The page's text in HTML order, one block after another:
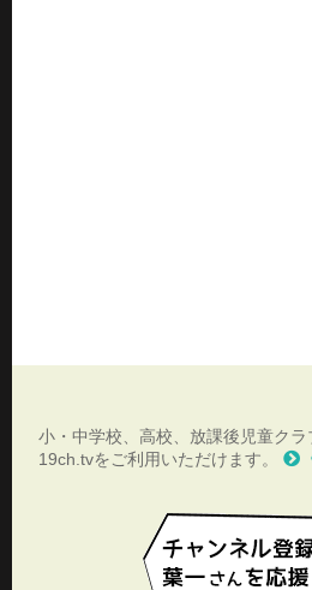
小・中学校、高校、放課後児童ク
19ch.tvをご利用いただけます。